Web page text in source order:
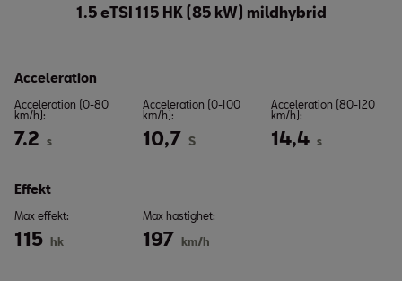
1.5 eTSI 115 HK (85 kW) mildhybrid
Acceleration
Acceleration (0-80
km/h):
7.2 s
Acceleration (0-100
km/h):
10,7 S
Acceleration (80-120
km/h):
14,4 s
Effekt
Max effekt:
115 hk
Max hastighet:
197 km/h